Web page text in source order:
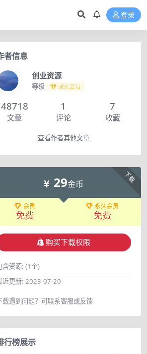
登录
者信息
创业资源
等级 永久会员
48718
文章
1
评论
7
收藏
查看作者其他文章
下载
29金币
会员
免费
永久会员
免费
购买下载权限
含资源: (1个)
近更新: 2023-07-20
载遇到问题？可联系客服或反馈
行榜展示